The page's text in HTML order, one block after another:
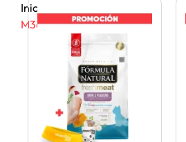
Inicio
M365